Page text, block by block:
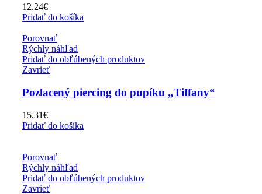
12.24€
Pridať do košíka
Porovnať
Rýchly náhľad
Pridať do obľúbených produktov
Zavrieť
Pozlacený piercing do pupíku „Tiffany“
15.31€
Pridať do košíka
Porovnať
Rýchly náhľad
Pridať do obľúbených produktov
Zavrieť